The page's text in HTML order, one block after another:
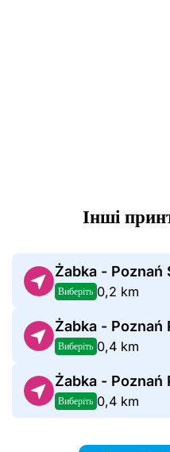
Інші
Żabka -
Виберіть 0,2 km
Виберіть 0,4 km
Виберіть 0,4 km